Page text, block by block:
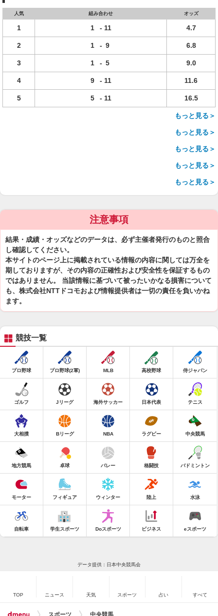
人気 組み合わせ オッズ
1 1 - 11 4.7
2 1 - 9 6.8
3 1 - 5 9.0
4 9 - 11 11.6
5 5 - 11 16.5
もっと見る＞
もっと見る＞
もっと見る＞
もっと見る＞
もっと見る＞
注意事項
結果・成績・オッズなどのデータは、必ず主催者発行のものと照合
し確認してください。
本サイトのページ上に掲載されている情報の内容に関しては万全を
期しておりますが、その内容の正確性および安全性を保証するもの
ではありません。 当該情報に基づいて被ったいかなる損害について
も、株式会社NTTドコモおよび情報提供者は一切の責任を負いかね
ます。
競技一覧
プロ野球 プロ野球(2軍) MLB 高校野球 侍ジャパン
ゴルフ Jリーグ 海外サッカー 日本代表 テニス
大相撲 Bリーグ NBA ラグビー 中央競馬
地方競馬 卓球 バレー 格闘技 バドミントン
モーター フィギュア ウィンター 陸上 水泳
自転車 学生スポーツ Doスポーツ ビジネス eスポーツ
データ提供：日本中央競馬会
TOP ニュース 天気 スポーツ 占い すべて
スポーツ 中央競馬